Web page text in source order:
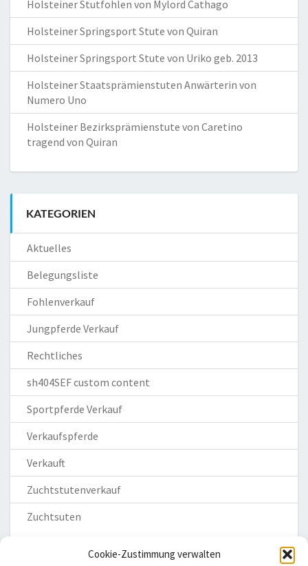
Cookie-Zustimmung verwalten
Holsteiner Stutfohlen von Mylord Cathago
Holsteiner Springsport Stute von Quiran
Holsteiner Springsport Stute von Uriko geb. 2013
Holsteiner Staatsprämienstuten Anwärterin von
Numero Uno
Holsteiner Bezirksprämienstute von Caretino
tragend von Quiran
KATEGORIEN
Aktuelles
Belegungsliste
Fohlenverkauf
Jungpferde Verkauf
Rechtliches
sh404SEF custom content
Sportpferde Verkauf
Verkaufspferde
Verkauft
Zuchtstutenverkauf
Zuchtsuten